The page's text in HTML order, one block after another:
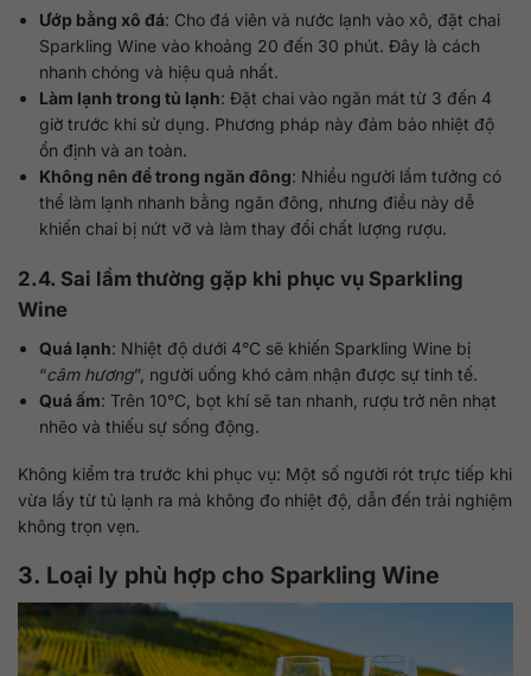
Ướp bằng xô đá: Cho đá viên và nước lạnh vào xô, đặt chai
Sparkling Wine vào khoảng 20 đến 30 phút. Đây là cách
nhanh chóng và hiệu quả nhất.
Làm lạnh trong tủ lạnh: Đặt chai vào ngăn mát từ 3 đến 4
giờ trước khi sử dụng. Phương pháp này đảm bảo nhiệt độ
ổn định và an toàn.
Không nên để trong ngăn đông: Nhiều người lầm tưởng có
thể làm lạnh nhanh bằng ngăn đông, nhưng điều này dễ
khiến chai bị nứt vỡ và làm thay đổi chất lượng rượu.
2.4. Sai lầm thường gặp khi phục vụ Sparkling
Wine
Quá lạnh: Nhiệt độ dưới 4°C sẽ khiến Sparkling Wine bị
“câm hương”, người uống khó cảm nhận được sự tinh tế.
Quá ấm: Trên 10°C, bọt khí sẽ tan nhanh, rượu trở nên nhạt
nhẽo và thiếu sự sống động.
Không kiểm tra trước khi phục vụ: Một số người rót trực tiếp khi
vừa lấy từ tủ lạnh ra mà không đo nhiệt độ, dẫn đến trải nghiệm
không trọn vẹn.
3. Loại ly phù hợp cho Sparkling Wine